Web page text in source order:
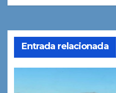
Entrada relacionada